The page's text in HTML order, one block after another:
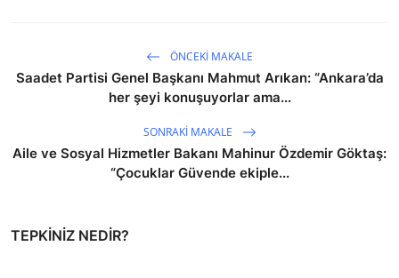
ÖNCEKI MAKALE
Saadet Partisi Genel Başkanı Mahmut Arıkan: “Ankara’da
her şeyi konuşuyorlar ama...
SONRAKI MAKALE
Aile ve Sosyal Hizmetler Bakanı Mahinur Özdemir Göktaş:
“Çocuklar Güvende ekiple...
TEPKINIZ NEDIR?